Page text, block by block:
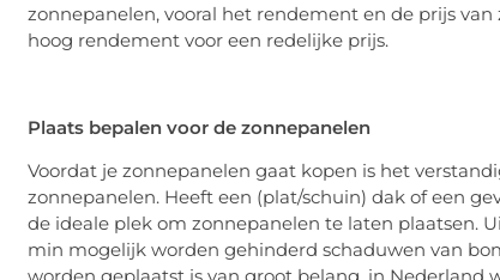
zonnepanelen, vooral het rendement en de prijs
hoog rendement voor een redelijke prijs.
Plaats bepalen voor de zonnepanelen
Voordat je zonnepanelen gaat kopen is het
zonnepanelen. Heeft een (plat/schuin) dak of een
de ideale plek om zonnepanelen te laten plaatsen.
min mogelijk worden gehinderd schaduwen van